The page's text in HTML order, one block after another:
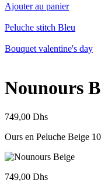
Ajouter au panier
Peluche stitch Bleu
Bouquet valentine's day
Nounours
749,00 Dhs
Ours en Peluche Beige
749,00 Dhs